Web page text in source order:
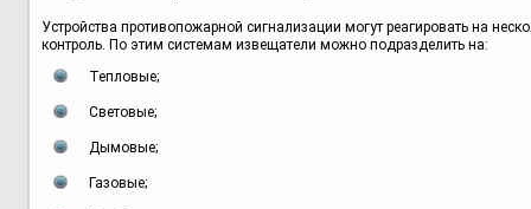
Устройства противопожарной сигнализации могут реагировать на
контроль. По этим системам извещатели можно подразделить на:
Тепловые;
Световые;
Дымовые;
Газовые;